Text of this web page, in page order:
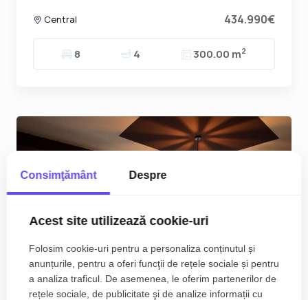
Central 434.990€
8 4 300.00 m2
Consimţământ Despre
Acest site utilizează cookie-uri
Folosim cookie-uri pentru a personaliza conținutul și
anunțurile, pentru a oferi funcţii de rețele sociale și pentru
a analiza traficul. De asemenea, le oferim partenerilor de
rețele sociale, de publicitate şi de analize informații cu